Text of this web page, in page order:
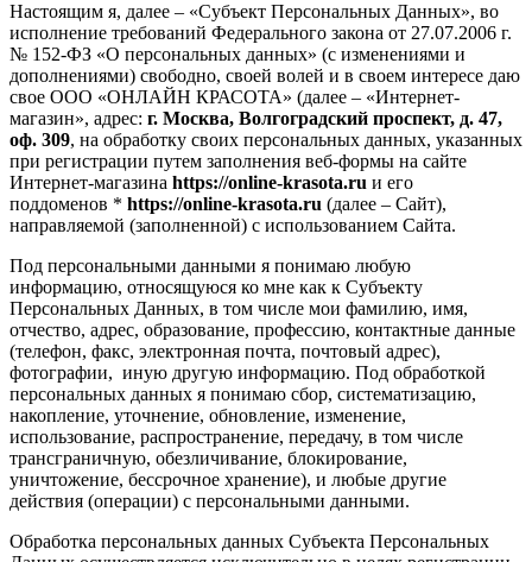
Настоящим я, далее – «Субъект Персональных Данных», во
исполнение требований Федерального закона от 27.07.2006 г.
№ 152-ФЗ «О персональных данных» (с изменениями и
дополнениями) свободно, своей волей и в своем интересе даю
свое ООО «ОНЛАЙН КРАСОТА» (далее – «Интернет-
магазин», адрес: г. Москва, Волгоградский проспект, д. 47,
оф. 309, на обработку своих персональных данных, указанных
при регистрации путем заполнения веб-формы на сайте
Интернет-магазина https://online-krasota.ru и его
поддоменов * https://online-krasota.ru (далее – Сайт),
направляемой (заполненной) с использованием Сайта.
Под персональными данными я понимаю любую
информацию, относящуюся ко мне как к Субъекту
Персональных Данных, в том числе мои фамилию, имя,
отчество, адрес, образование, профессию, контактные данные
(телефон, факс, электронная почта, почтовый адрес),
фотографии, иную другую информацию. Под обработкой
персональных данных я понимаю сбор, систематизацию,
накопление, уточнение, обновление, изменение,
использование, распространение, передачу, в том числе
трансграничную, обезличивание, блокирование,
уничтожение, бессрочное хранение), и любые другие
действия (операции) с персональными данными.
Обработка персональных данных Субъекта Персональных